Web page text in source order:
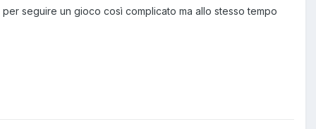
seguire un gioco così complicato ma allo stesso tempo